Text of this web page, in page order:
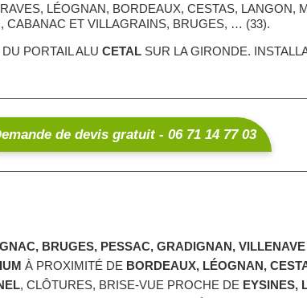
LÉOGNAN, BORDEAUX, CESTAS, LANGON,
CABANAC ET VILLAGRAINS, BRUGES, … (33).
PORTAIL ALU CETAL SUR LA GIRONDE.
de devis gratuit - 06 71 14 77 03
BRUGES, PESSAC, GRADIGNAN,
À PROXIMITÉ DE BORDEAUX, LÉOGNAN,
, CLÔTURES, BRISE-VUE PROCHE DE EYSINES,